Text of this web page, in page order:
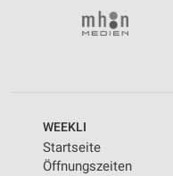
WEEKLI
Startseite
Öffnungszeiten